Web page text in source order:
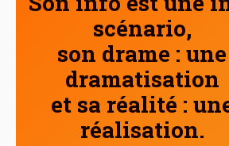
scénario,
son drame : une
dramatisation
et sa réalité :
réalisation.